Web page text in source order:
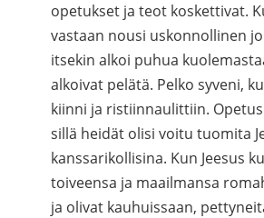
opetukset ja teot koskettivat.
vastaan nousi uskonnollinen
itsekin alkoi puhua
alkoivat pelätä. Pelko syveni,
kiinni ja ristiinnaulittiin.
sillä heidät olisi voitu tuomita
kanssarikollisina. Kun Jeesus
toiveensa ja maailmansa
ja olivat kauhuissaan,